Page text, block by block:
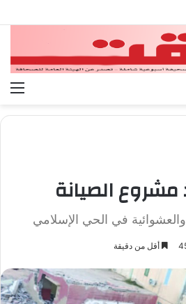
ليبيا
مشروع الصيانة
والعشوائية في الحي الإسلامي
أقل من دقيقة